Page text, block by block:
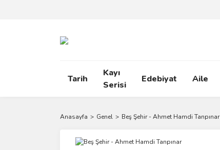
Tarih
Kayı
Serisi
Edebiyat Aile
Anasayfa Genel Beş Şehir - Ahmet Hamdi Tanpınar